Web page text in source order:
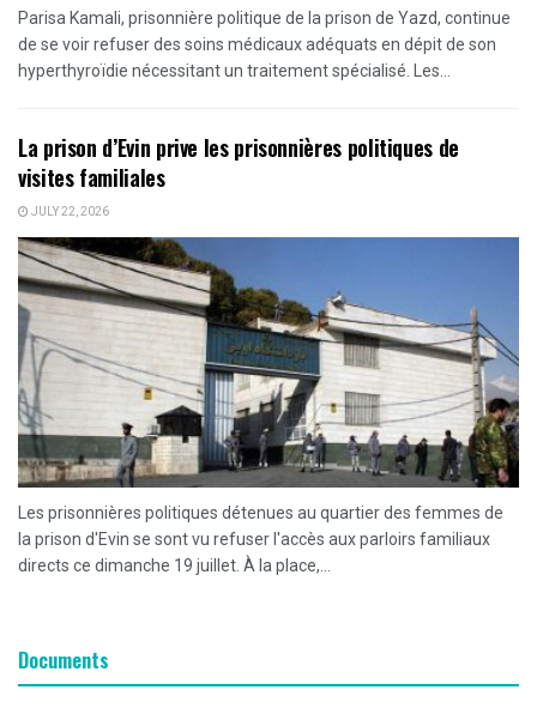
Parisa Kamali, prisonnière politique de la prison de Yazd, continue
de se voir refuser des soins médicaux adéquats en dépit de son
hyperthyroïdie nécessitant un traitement spécialisé. Les...
La prison d’Evin prive les prisonnières politiques de
visites familiales
JULY 22, 2026
Les prisonnières politiques détenues au quartier des femmes de
la prison d'Evin se sont vu refuser l'accès aux parloirs familiaux
directs ce dimanche 19 juillet. À la place,...
Documents